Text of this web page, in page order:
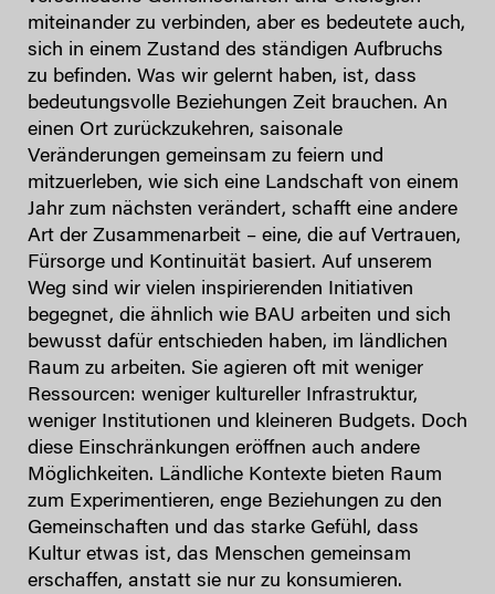
miteinander zu verbinden, aber es bedeutete auch,
sich in einem Zustand des ständigen Aufbruchs
zu befinden. Was wir gelernt haben, ist, dass
bedeutungsvolle Beziehungen Zeit brauchen. An
einen Ort zurückzukehren, saisonale
Veränderungen gemeinsam zu feiern und
mitzuerleben, wie sich eine Landschaft von einem
Jahr zum nächsten verändert, schafft eine andere
Art der Zusammenarbeit – eine, die auf Vertrauen,
Fürsorge und Kontinuität basiert. Auf unserem
Weg sind wir vielen inspirierenden Initiativen
begegnet, die ähnlich wie BAU arbeiten und sich
bewusst dafür entschieden haben, im ländlichen
Raum zu arbeiten. Sie agieren oft mit weniger
Ressourcen: weniger kultureller Infrastruktur,
weniger Institutionen und kleineren Budgets. Doch
diese Einschränkungen eröffnen auch andere
Möglichkeiten. Ländliche Kontexte bieten Raum
zum Experimentieren, enge Beziehungen zu den
Gemeinschaften und das starke Gefühl, dass
Kultur etwas ist, das Menschen gemeinsam
erschaffen, anstatt sie nur zu konsumieren.